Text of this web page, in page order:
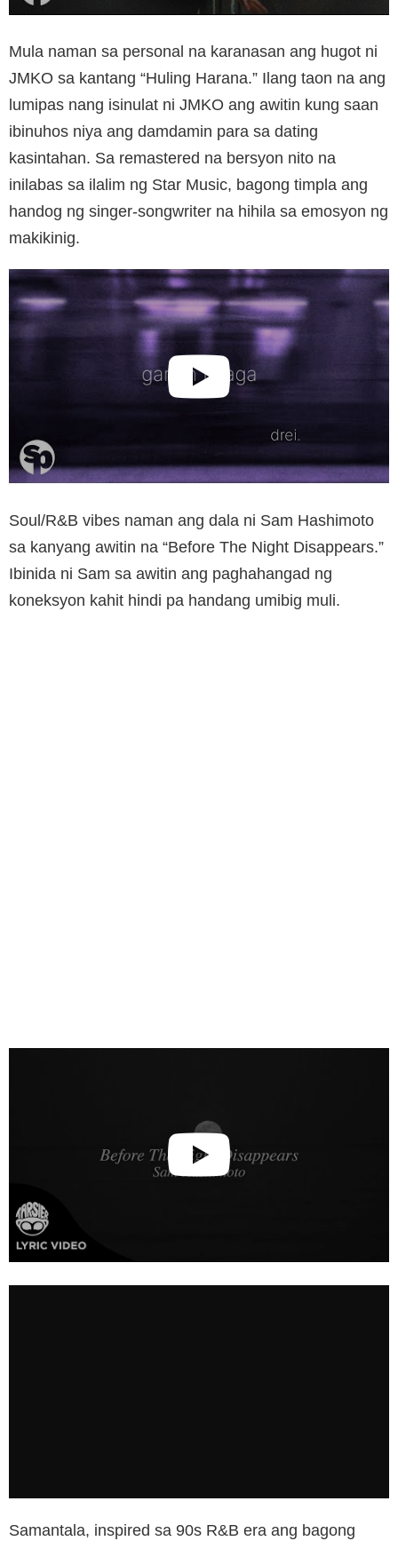
Mula naman sa personal na karanasan ang hugot ni
JMKO sa kantang “Huling Harana.” Ilang taon na ang
lumipas nang isinulat ni JMKO ang awitin kung saan
ibinuhos niya ang damdamin para sa dating
kasintahan. Sa remastered na bersyon nito na
inilabas sa ilalim ng Star Music, bagong timpla ang
handog ng singer-songwriter na hihila sa emosyon ng
makikinig.
Soul/R&B vibes naman ang dala ni Sam Hashimoto
sa kanyang awitin na “Before The Night Disappears.”
Ibinida ni Sam sa awitin ang paghahangad ng
koneksyon kahit hindi pa handang umibig muli.
Samantala, inspired sa 90s R&B era ang bagong